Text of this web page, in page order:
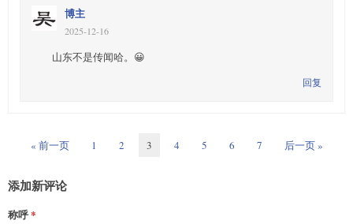
博主
2025-12-16
山东不是传闻哈。😀
回复
« 前一页 1 2 3 4 5 6 7 后一页 »
添加新评论
称呼